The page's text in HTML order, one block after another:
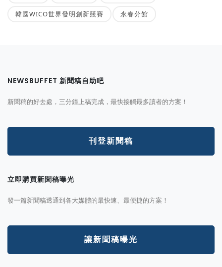
韓國WICO世界發明創新競賽 永春分館
NEWSBUFFET 新聞稿自助吧
新聞稿的好去處，三分鐘上稿完成，最快接觸最多讀者的方案！
刊登新聞稿
立即購買新聞稿曝光
發一篇新聞稿透通到各大媒體的最快速、最便捷的方案！
讓新聞稿曝光